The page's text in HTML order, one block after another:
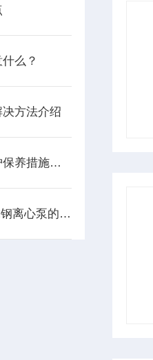
么？
方法介绍
导热油增压泵的维护保养措施有哪些
RGP-30SS高温不锈钢离心泵的安装注意事项